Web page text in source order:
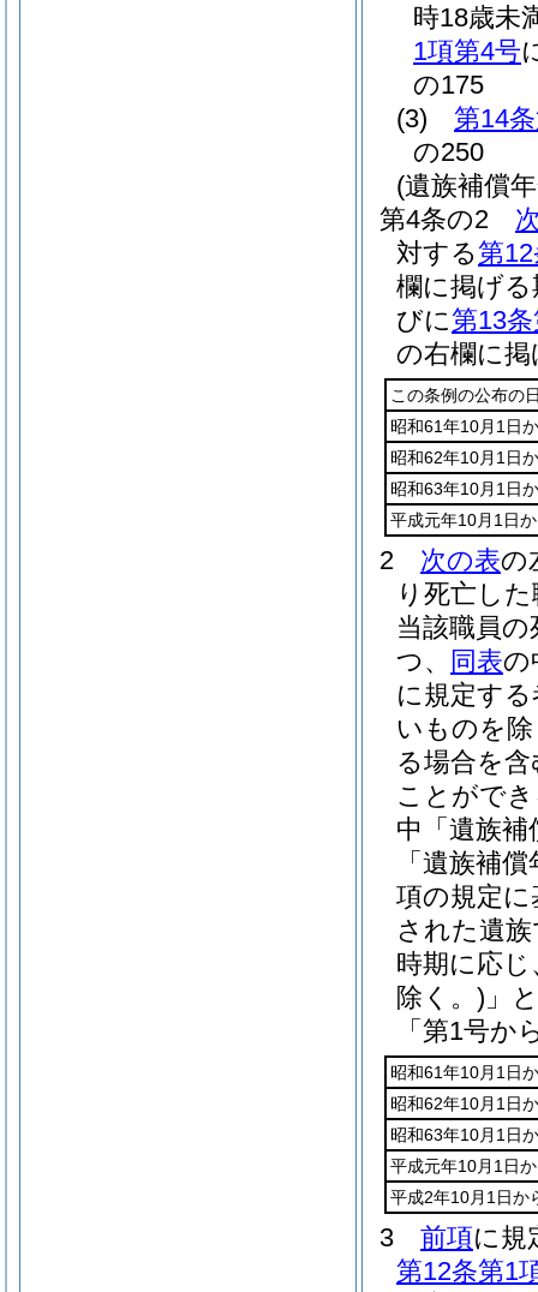
時18歳未
1項第4号
の175
(3)
第14
の250
(遺族補償
第4条の2
対する第
欄に掲げ
びに第13
の右欄に
この条例の公布の
昭和61年10月1日
昭和62年10月1日
昭和63年10月1日
平成元年10月1日
2 次の表の
り死亡し
当該職員
つ、
同表の
に規定す
いものを
る場合を含
ことがで
中「遺族
「遺族補
項の規定
された遺
時期に応
除く。) 」
「第1号
昭和61年10月1日
昭和62年10月1日
昭和63年10月1日
平成元年10月1日
平成2年10月1日か
3 前項に規
第12条第1